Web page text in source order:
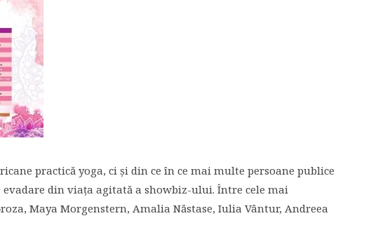
practică yoga, ci și din ce în ce mai multe persoane publice
evadare din viața agitată a showbiz-ului. Între cele mai
Maya Morgenstern, Amalia Năstase, Iulia Vântur, Andreea